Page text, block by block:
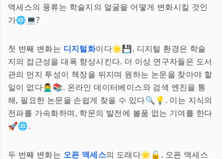
액세스의 풍류는 학술지의 얼굴을 어떻게 변화시킬 것인
가🌐💻?
첫 번째 변화는 디지털화이다🌟💾. 디지털 환경은 학술
지의 접근성을 대폭 향상시킨다. 더 이상 연구자들은 도서
관의 먼지 투성이 책장을 뒤지며 원하는 논문을 찾아야 할
일이 없다🙅‍♂️📚. 온라인 데이터베이스와 검색 엔진을 통
해, 필요한 논문을 손쉽게 찾을 수 있다🔍💡. 이는 지식의
전파를 가속화하며, 학문의 발전에 볼품 없는 기여를 한다
🚀🌐.
두 번째 변화는 오픈 액세스의 도래다🌟🔓. 오픈 액세스